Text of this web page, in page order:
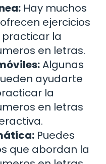
Hay muchos
ejercicios
la
en letras.
Algunas
ayudarte
la
en letras
Puedes
que abordan la